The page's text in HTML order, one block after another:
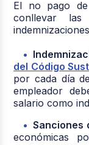
El no pago
conllevar las
del Código
por cada día
empleador
salario como
Sanciones
económicas